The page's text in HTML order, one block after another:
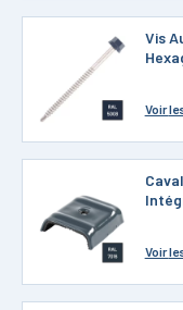
Vis
Voir
Voir